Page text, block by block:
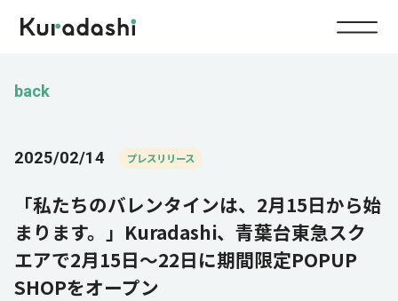
Top
Service
Food
Energy
Impact
Company
back
2025/02/14 プレスリリース
「私たちのバレンタインは、2月15日から始
まります。」Kuradashi、青葉台東急スク
エアで2月15日～22日に期間限定POPUP
SHOPをオープン